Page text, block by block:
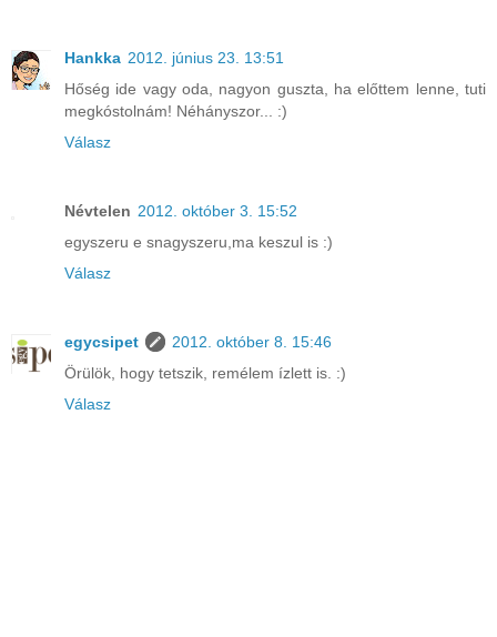
Hankka 2012. június 23. 13:51
Hőség ide vagy oda, nagyon guszta, ha előttem lenne, tuti
megkóstolnám! Néhányszor... :)
Válasz
Névtelen 2012. október 3. 15:52
egyszeru e snagyszeru,ma keszul is :)
Válasz
egycsipet
2012. október 8. 15:46
Örülök, hogy tetszik, remélem ízlett is. :)
Válasz